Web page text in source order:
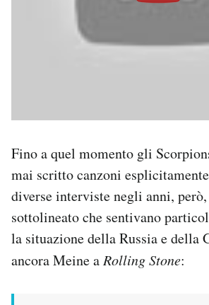
Fino a quel momento gli
mai scritto canzoni
diverse interviste negli anni,
sottolineato che sentivano
la situazione della Russia e della
ancora Meine a Rolling Stone: